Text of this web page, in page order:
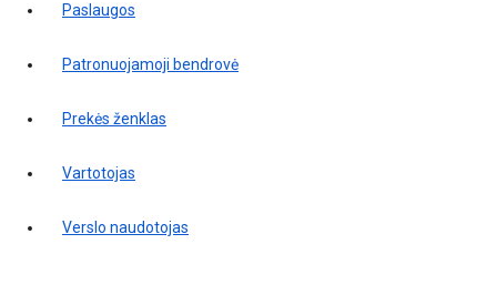
paslaugos
patronuojamoji bendrovė
prekės ženklas
vartotojas
verslo naudotojas